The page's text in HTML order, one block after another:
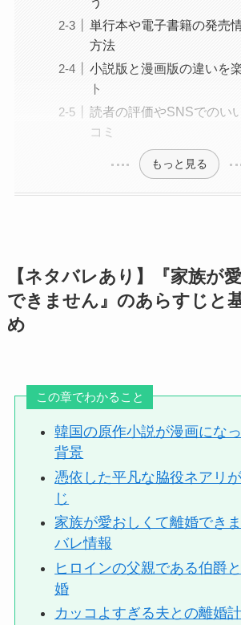
単行本や電子書籍の発売
方法
小説版と漫画版の違いを
ト
読者の評価やSNSでのい
コミ
もっと見る
【ネタバレあり】『家族が
できません』のあらすじと
め
この章でわかること
韓国の原作小説が漫画にな
背景
憑依した平凡な脇役ネアリ
じ
家族が愛おしくて離婚でき
バレ情報
ヒロインの父親である伯爵
婚
カッコよすぎる夫との離婚